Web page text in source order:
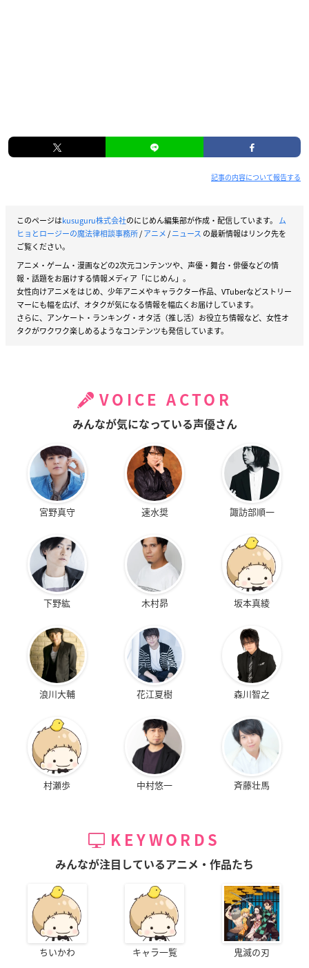
記事の内容について報告する
このページはkusuguru株式会社のにじめん編集部が作成・配信しています。 ム
ヒョとロージーの魔法律相談事務所/アニメ/ニュース の最新情報はリンク先を
ご覧ください。
アニメ・ゲーム・漫画などの2次元コンテンツや、声優・舞台・俳優などの情
報・話題をお届けする情報メディア「にじめん」。
女性向けアニメをはじめ、少年アニメやキャラクター作品、VTuberなどストリー
マーにも幅を広げ、オタクが気になる情報を幅広くお届けしています。
さらに、アンケート・ランキング・オタ活（推し活）お役立ち情報など、女性オ
タクがワクワク楽しめるようなコンテンツも発信しています。
VOICE ACTOR
みんなが気になっている声優さん
宮野真守 速水奨 諏訪部順一
下野紘 木村昴 坂本真綾
浪川大輔 花江夏樹 森川智之
村瀬歩 中村悠一 斉藤壮馬
KEYWORDS
みんなが注目しているアニメ・作品たち
ちいかわ キャラ一覧 鬼滅の刃